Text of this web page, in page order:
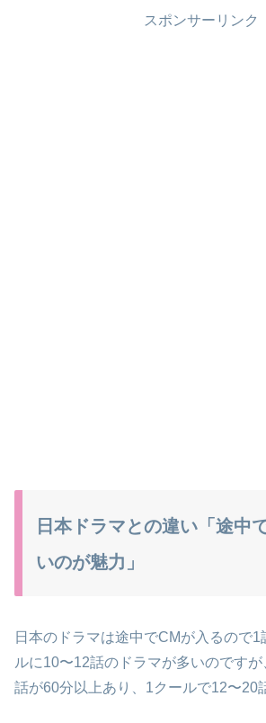
スポンサーリンク
日本ドラマとの違い「途中
いのが魅力」
日本のドラマは途中でCMが入るので
ルに10〜12話のドラマが多いのです
話が60分以上あり、1クールで12〜20